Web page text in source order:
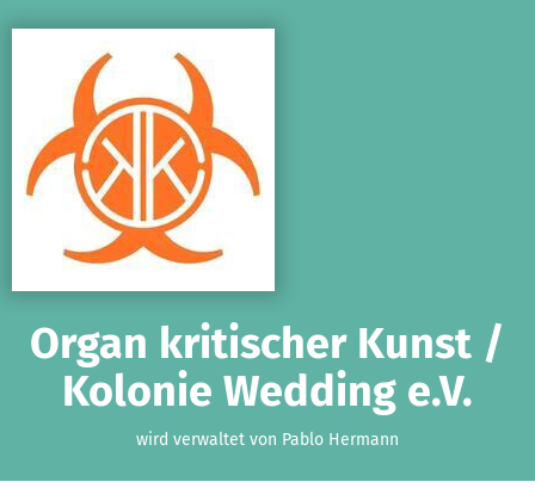
Organ kritischer Kunst /
Kolonie Wedding e.V.
wird verwaltet von Pablo Hermann